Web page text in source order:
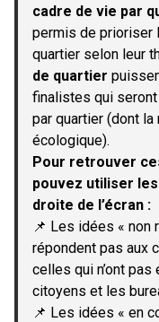
cadre de vie par
permis de prioriser
quartier selon leur
de quartier
finalistes qui
par quartier (dont
écologique).
Pour retrouver
pouvez utiliser
droite de l’écran :
📌 Les idées « non
répondent pas aux
celles qui n’ont
citoyens et les
📌 Les idées « en